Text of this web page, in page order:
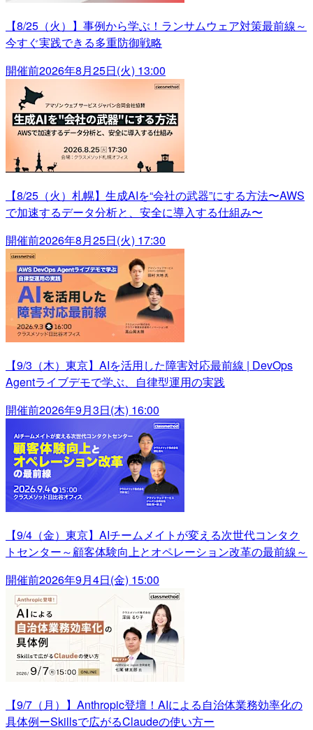
【8/25（火）】事例から学ぶ！ランサムウェア対策最前線～
今すぐ実践できる多重防御戦略
開催前2026年8月25日(火) 13:00
【8/25（火）札幌】生成AIを“会社の武器”にする方法〜AWS
で加速するデータ分析と、安全に導入する仕組み〜
開催前2026年8月25日(火) 17:30
【9/3（木）東京】AIを活用した障害対応最前線 | DevOps
Agentライブデモで学ぶ、自律型運用の実践
開催前2026年9月3日(木) 16:00
【9/4（金）東京】AIチームメイトが変える次世代コンタク
トセンター～顧客体験向上とオペレーション改革の最前線～
開催前2026年9月4日(金) 15:00
【9/7（月）】Anthropic登壇！AIによる自治体業務効率化の
具体例ーSkillsで広がるClaudeの使い方ー